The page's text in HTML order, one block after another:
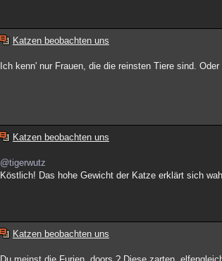
Katzen beobachten uns
Ich kenn' nur Frauen, die die reinsten Tiere sind.
Katzen beobachten uns
@tigerwutz
Köstlich! Das hohe Gewicht der Katze erklärt sich
Katzen beobachten uns